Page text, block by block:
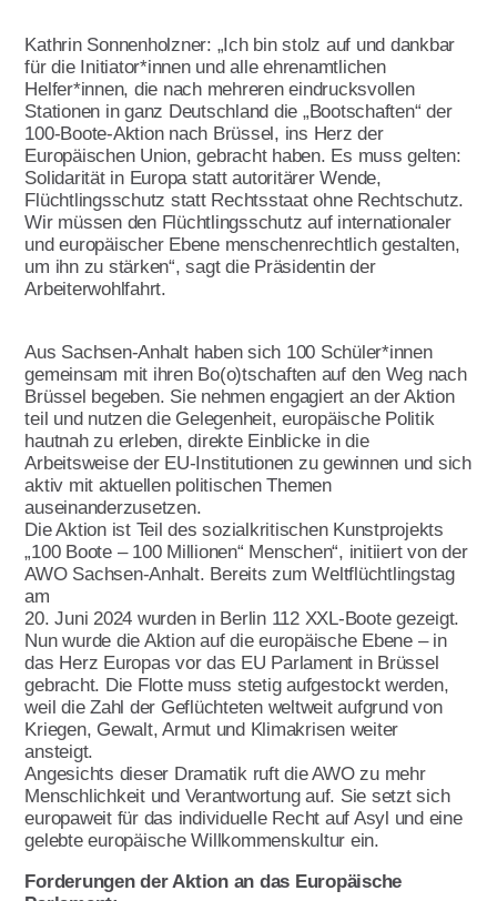
Beschlüsse Landeskonferenzen
Geschäftsstelle
Korporative Partner
Die AWO in Mecklenburg Vorpommern
Oft gefragt in Verband
Initiative Transparente Zivilgesellschaft
Ehrenamt
Geschäftsstelle
Kinder- und Jugendhilfe
Kathrin Sonnenholzner: „Ich bin stolz auf und dankbar
für die Initiator*innen und alle ehrenamtlichen
Helfer*innen, die nach mehreren eindrucksvollen
Stationen in ganz Deutschland die „Bootschaften“ der
100-Boote-Aktion nach Brüssel, ins Herz der
Europäischen Union, gebracht haben. Es muss gelten:
Solidarität in Europa statt autoritärer Wende,
Flüchtlingsschutz statt Rechtsstaat ohne Rechtschutz.
Wir müssen den Flüchtlingsschutz auf internationaler
und europäischer Ebene menschenrechtlich gestalten,
um ihn zu stärken“, sagt die Präsidentin der
Arbeiterwohlfahrt.
Aus Sachsen-Anhalt haben sich 100 Schüler*innen
gemeinsam mit ihren Bo(o)tschaften auf den Weg nach
Brüssel begeben. Sie nehmen engagiert an der Aktion
teil und nutzen die Gelegenheit, europäische Politik
hautnah zu erleben, direkte Einblicke in die
Arbeitsweise der EU-Institutionen zu gewinnen und sich
aktiv mit aktuellen politischen Themen
auseinanderzusetzen.
Die Aktion ist Teil des sozialkritischen Kunstprojekts
„100 Boote – 100 Millionen“ Menschen“, initiiert von der
AWO Sachsen-Anhalt. Bereits zum Weltflüchtlingstag
am
20. Juni 2024 wurden in Berlin 112 XXL-Boote gezeigt.
Nun wurde die Aktion auf die europäische Ebene – in
das Herz Europas vor das EU Parlament in Brüssel
gebracht. Die Flotte muss stetig aufgestockt werden,
weil die Zahl der Geflüchteten weltweit aufgrund von
Kriegen, Gewalt, Armut und Klimakrisen weiter
ansteigt.
Angesichts dieser Dramatik ruft die AWO zu mehr
Menschlichkeit und Verantwortung auf. Sie setzt sich
europaweit für das individuelle Recht auf Asyl und eine
gelebte europäische Willkommenskultur ein.
Forderungen der Aktion an das Europäische